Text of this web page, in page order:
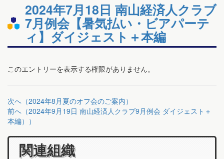
2024年7月18日 南山経済人クラブ
7月例会【暑気払い・ビアパーテ
ィ】ダイジェスト＋本編
このエントリーを表示する権限がありません。
次へ（2024年8月夏のオフ会のご案内）
前へ（2024年9月19日 南山経済人クラブ9月例会 ダイジェスト＋
本編））
関連組織